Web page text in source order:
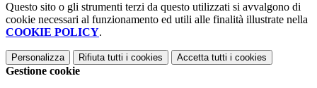
Questo sito o gli strumenti terzi da questo utilizzati si avvalgono di
cookie necessari al funzionamento ed utili alle finalità illustrate nella
COOKIE POLICY.
Personalizza Rifiuta tutti i cookies Accetta tutti i cookies
Gestione cookie